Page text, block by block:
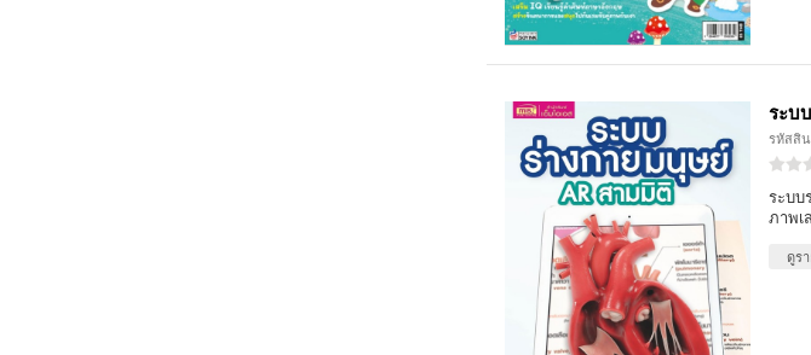
ระบ
รหัสสิน
ระบบ
ภาพเ
ดูร